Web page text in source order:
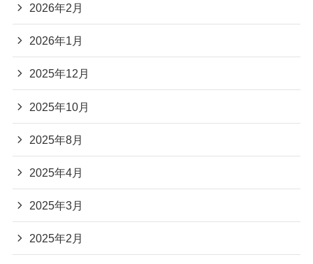
2026年2月
2026年1月
2025年12月
2025年10月
2025年8月
2025年4月
2025年3月
2025年2月